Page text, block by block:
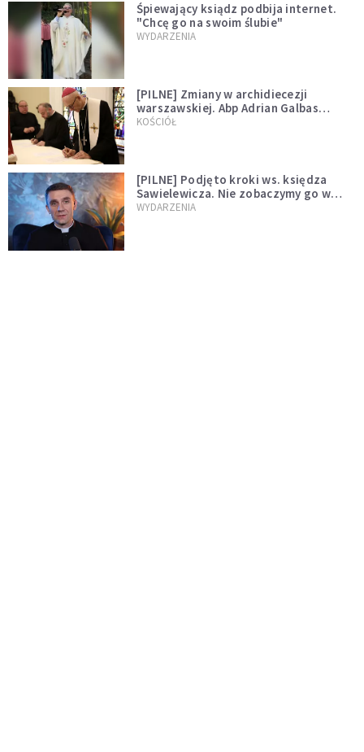
Śpiewający ksiądz podbija internet.
"Chcę go na swoim ślubie"
WYDARZENIA
[PILNE] Zmiany w archidiecezji
warszawskiej. Abp Adrian Galbas
wręczył dekrety nowym proboszczom
KOŚCIÓŁ
[PILNE] Podjęto kroki ws. księdza
Sawielewicza. Nie zobaczymy go w
mediach
WYDARZENIA